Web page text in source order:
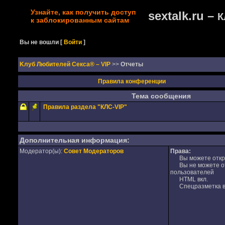
Узнайте, как получить доступ
к заблокированным сайтам
sextalk.ru –
Вы не вошли [Войти ]
Kлуб Любителей Секса® – VIP >> Отчеты
Правила конференции
Тема сообщения
Правила раздела "КЛС-VIP"
Дополнительная информация:
Модератор(ы): Совет Модераторов
Права:
Вы можете
Вы не можете
пользователей
HTML вкл.
Спецразметка